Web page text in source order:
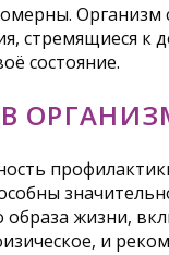
Организм
стремящиеся
состояние.
жизни,
и